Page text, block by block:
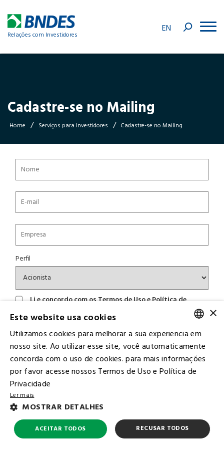
Relações com Investidores
EN
Cadastre-se no Mailing
Home / Serviços para Investidores / Cadastre-se no Mailing
Perfil
Li e concordo com osTermos de UsoePolítica de
Cadastrar
PORTUGUESE
ENGLISH
×
Este website usa cookies
Utilizamos cookies para melhorar a sua experiencia em
nosso site. Ao utilizar esse site, você automaticamente
concorda com o uso de cookies. para mais informações
por favor acesse nossos Termos de Uso e Política de
Privacidade
Ler mais
MOSTRAR DETALHES
ACEITAR TODOS RECUSAR TODOS